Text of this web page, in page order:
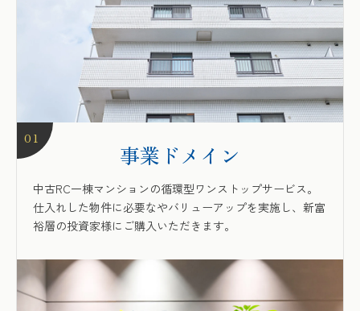
01
事業ドメイン
中古RC一棟マンションの循環型ワンストップサービス。
仕入れした物件に必要なやバリューアップを実施し、新富
裕層の投資家様にご購入いただきます。